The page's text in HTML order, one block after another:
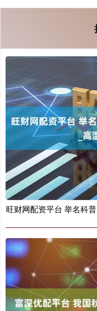
旺财网配资平台 举名科